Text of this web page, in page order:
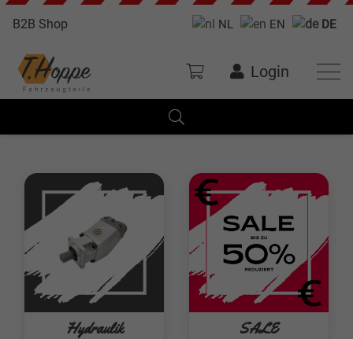
B2B Shop NL EN DE
Login
Hydraulik SALE